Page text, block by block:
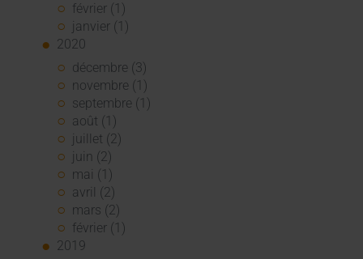
février (1)
janvier (1)
2020
décembre (3)
novembre (1)
septembre (1)
août (1)
juillet (2)
juin (2)
mai (1)
avril (2)
mars (2)
février (1)
2019